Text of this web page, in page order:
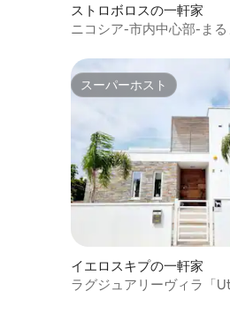
ストロボロスの一軒家
ニコシア-市内中心部-ま
スーパーホスト
スーパーホスト
イエロスキプの一軒家
ラグジュアリーヴィラ「